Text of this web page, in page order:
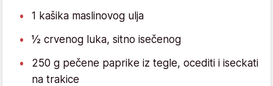
1 kašika maslinovog ulja
½ crvenog luka, sitno isečenog
250 g pečene paprike iz tegle, ocediti i iseckati
na trakice